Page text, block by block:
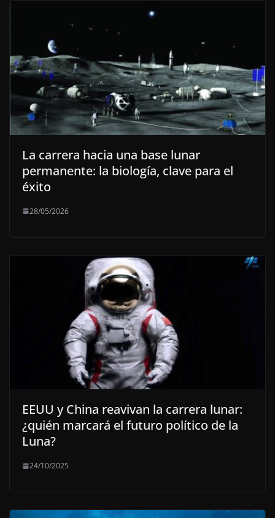
La carrera hacia una base lunar
permanente: la biología, clave para el
éxito
28/05/2026
EEUU y China reavivan la carrera lunar:
¿quién marcará el futuro político de la
Luna?
24/10/2025